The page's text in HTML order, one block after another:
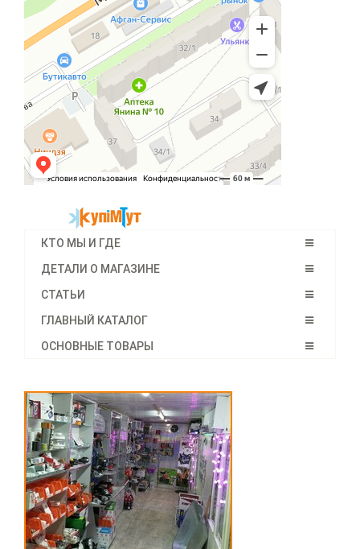
КТО МЫ И ГДЕ
ДЕТАЛИ О МАГАЗИНЕ
СТАТЬИ
ГЛАВНЫЙ КАТАЛОГ
ОСНОВНЫЕ ТОВАРЫ